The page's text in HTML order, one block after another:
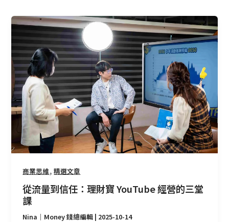
商業思維,精選文章
從流量到信任：理財寶 YouTube 經營的三堂
課
Nina｜Money 錢總編輯 | 2025-10-14
從
量
到
信
任：
理
財
寶
YouTube
經
營
的
堂
課